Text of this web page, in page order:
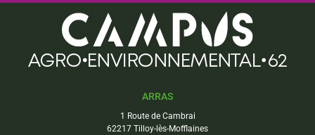
ARRAS
1 Route de Cambrai
62217 Tilloy-lès-Mofflaines